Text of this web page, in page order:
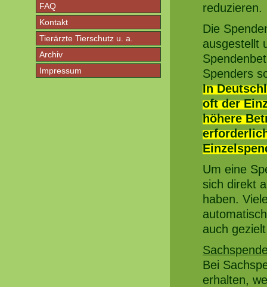
FAQ
Kontakt
Tierärzte Tierschutz u. a.
Archiv
Impressum
reduzieren.
Die
ausgestellt
Spenders
In
oft der
höhere
Um eine
sich direkt
haben.
auch
Bei
erhalten,